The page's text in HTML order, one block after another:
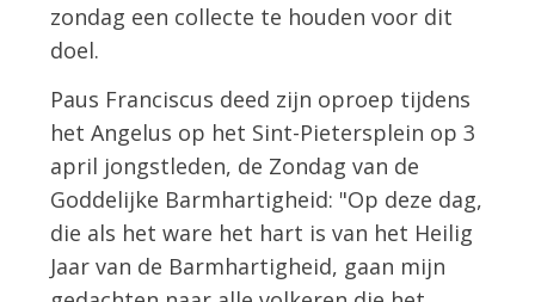
zondag een collecte te houden voor dit
doel.
Paus Franciscus deed zijn oproep tijdens
het Angelus op het Sint-Pietersplein op 3
april jongstleden, de Zondag van de
Goddelijke Barmhartigheid: "Op deze dag,
die als het ware het hart is van het Heilig
Jaar van de Barmhartigheid, gaan mijn